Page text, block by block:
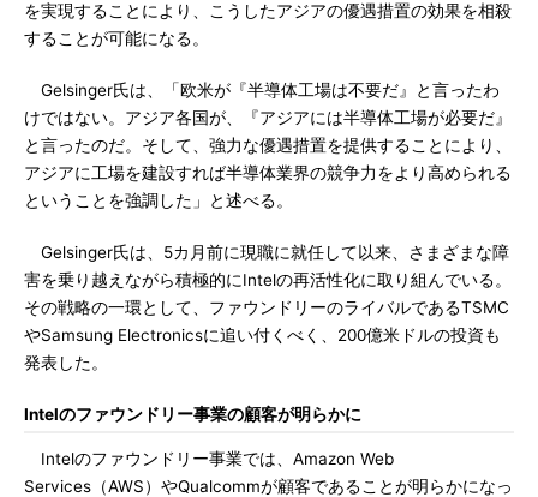
を実現することにより、こうしたアジアの優遇措置の効果を相殺
することが可能になる。
Gelsinger氏は、「欧米が『半導体工場は不要だ』と言ったわ
けではない。アジア各国が、『アジアには半導体工場が必要だ』
と言ったのだ。そして、強力な優遇措置を提供することにより、
アジアに工場を建設すれば半導体業界の競争力をより高められる
ということを強調した」と述べる。
Gelsinger氏は、5カ月前に現職に就任して以来、さまざまな障
害を乗り越えながら積極的にIntelの再活性化に取り組んでいる。
その戦略の一環として、ファウンドリーのライバルであるTSMC
やSamsung Electronicsに追い付くべく、200億米ドルの投資も
発表した。
Intelのファウンドリー事業の顧客が明らかに
Intelのファウンドリー事業では、Amazon Web
Services（AWS）やQualcommが顧客であることが明らかになっ